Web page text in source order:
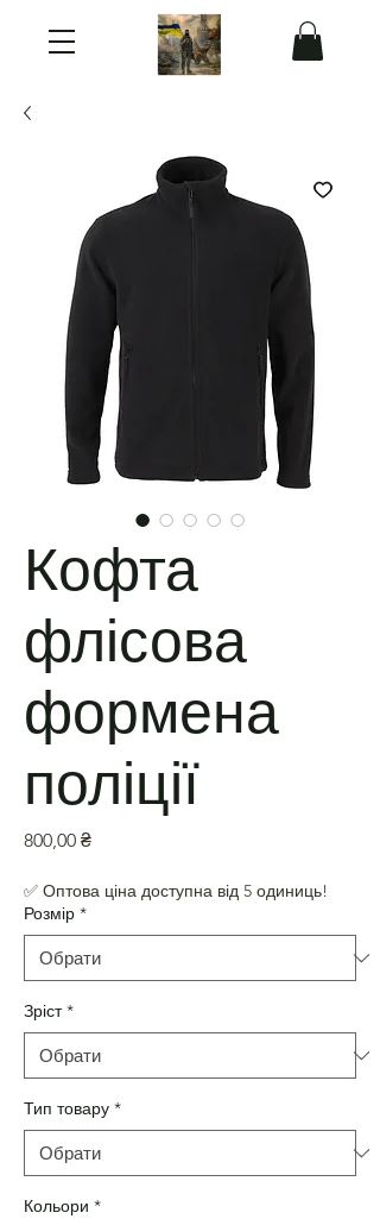
Кофта
флісова
формена
поліції
800,00 ₴Ціна
✅ Оптова ціна доступна від 5 одиниць!
Розмір *
Зріст *
Тип товару *
Кольори *